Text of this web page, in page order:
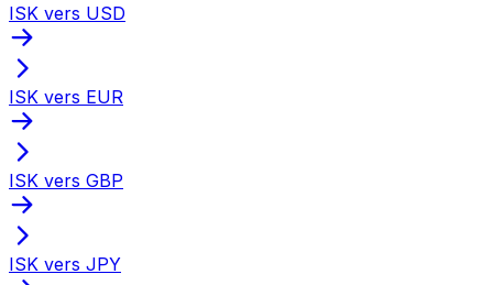
ISK vers USD
ISK vers EUR
ISK vers GBP
ISK vers JPY